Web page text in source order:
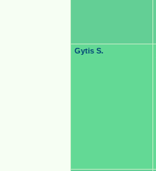
Gytis S.